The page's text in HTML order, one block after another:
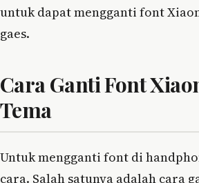
untuk dapat mengganti font
gaes.
Cara Ganti Font
Tema
Untuk mengganti font di
cara. Salah satunya adalah cara